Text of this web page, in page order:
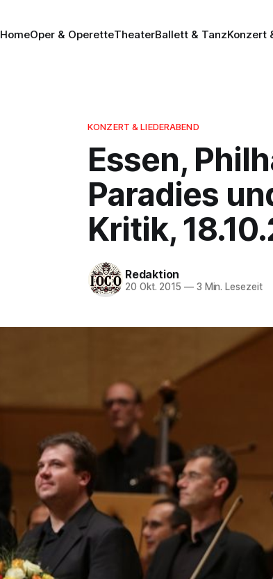
HomeOper & OperetteTheaterBallett & TanzKonzert
KONZERT & LIEDERABEND
Essen,
Paradies
Kritik,
Redaktion
20 Okt. 2015 —3 Min. Lesezeit